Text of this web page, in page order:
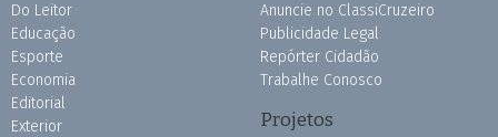
Do Leitor
Educação
Esporte
Economia
Editorial
Exterior
Anuncie no ClassiCruzeiro
Publicidade Legal
Repórter Cidadão
Trabalhe Conosco
Projetos